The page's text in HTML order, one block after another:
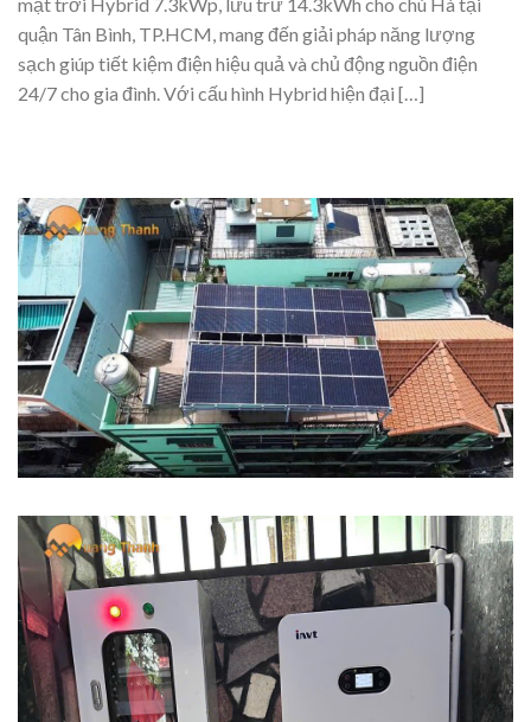
mặt trời Hybrid 7.3kWp, lưu trữ 14.3kWh cho chú Hà tại
quận Tân Bình, TP.HCM, mang đến giải pháp năng lượng
sạch giúp tiết kiệm điện hiệu quả và chủ động nguồn điện
24/7 cho gia đình. Với cấu hình Hybrid hiện đại […]